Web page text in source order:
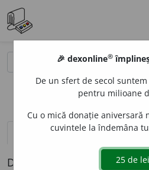
definiții (1)
Definiția cu ID-ul 1329410:
🎉 dexonline®
De un sfert de secol
pentru milioane
Cu o mică donație aniversară
cuvintele la îndemâna